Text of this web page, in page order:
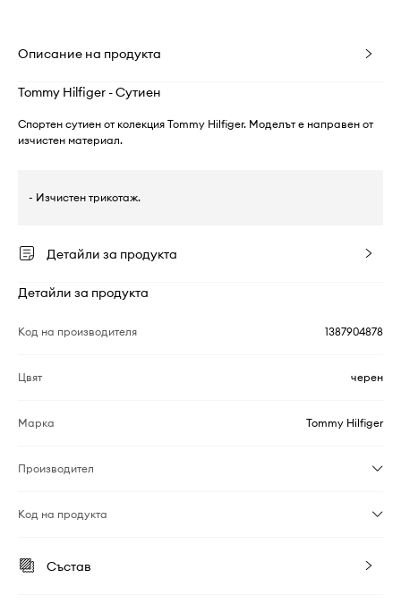
Описание на продукта
Tommy Hilfiger - Сутиен
Спортен сутиен от колекция Tommy Hilfiger. Моделът е направен от
изчистен материал.
- Изчистен трикотаж.
Детайли за продукта
Детайли за продукта
Код на производителя 1387904878
Цвят черен
Марка Tommy Hilfiger
Производител
Код на продукта
Състав